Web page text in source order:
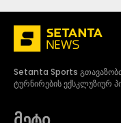
Setanta Sports
ტურნირების ექსკლუზიურ